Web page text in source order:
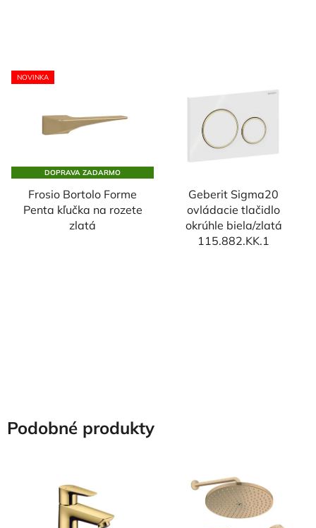
NOVINKA
DOPRAVA ZADARMO
Frosio Bortolo Forme
Penta kľučka na rozete
zlatá
Geberit Sigma20
ovládacie tlačidlo
okrúhle biela/zlatá
115.882.KK.1
Podobné produkty